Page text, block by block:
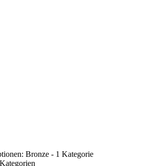
Bronze - 1 Kategorie